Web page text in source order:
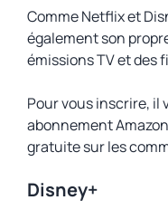
Comme Netflix et
également son
émissions TV et des
Pour vous inscrire, il
abonnement
gratuite sur les
Disney+